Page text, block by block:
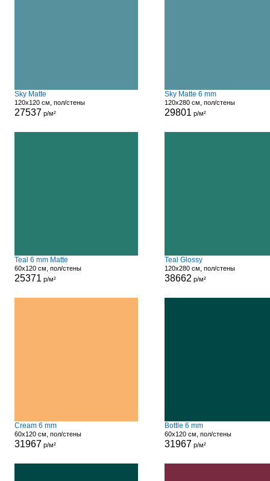
Sky Matte
120x120 см, пол/стены
27537 р/м²
Sky Matte 6 mm
120x280 см, пол/стены
29801 р/м²
Teal 6 mm Matte
60x120 см, пол/стены
25371 р/м²
Teal Glossy
120x280 см, пол/стены
38662 р/м²
Cream 6 mm
60x120 см, пол/стены
31967 р/м²
Bottle 6 mm
60x120 см, пол/стены
31967 р/м²